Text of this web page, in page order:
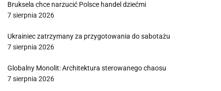
Bruksela chce narzucić Polsce handel dziećmi
7 sierpnia 2026
Ukrainiec zatrzymany za przygotowania do sabotażu
7 sierpnia 2026
Globalny Monolit: Architektura sterowanego chaosu
7 sierpnia 2026